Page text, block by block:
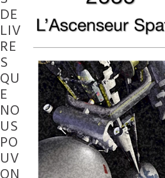
DE
LIV
RE
S
QU
E
NO
US
PO
UV